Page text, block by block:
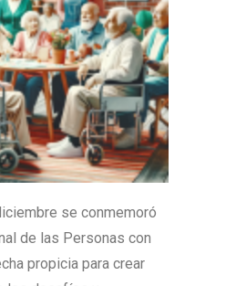
se conmemoró
de las Personas con
propicia para crear